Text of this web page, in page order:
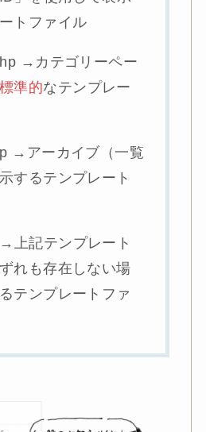
トファイル
→カテゴリーペー
標準的なテンプレー
→アーカイブ（一覧
するテンプレート
記テンプレート
れも存在しない場
テンプレートファ